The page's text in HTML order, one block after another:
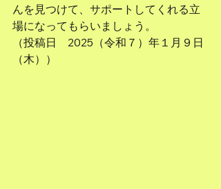
んを見つけて、サポートしてくれる立
場になってもらいましょう。
（投稿日　2025（令和７）年１月９日
（木））